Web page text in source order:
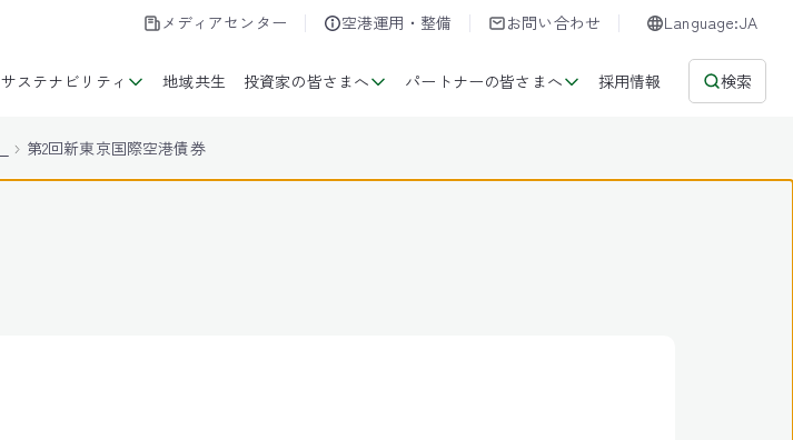
メディアセンター 空港運用・整備 お問い合わせ Language:JA
サステナビリティ 地域共生 投資家の皆さまへ パートナーの皆さまへ 採用情報 検索
第2回新東京国際空港債券